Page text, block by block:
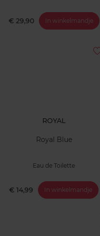
€ 29,90 In winkelmandje
ROYAL
Royal Blue
Eau de Toilette
€ 14,99 In winkelmandje